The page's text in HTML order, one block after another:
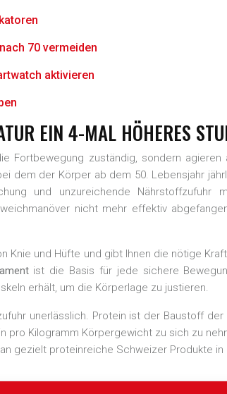
70 vermeiden
aktivieren
EIN 4-MAL HÖHERES
zuständig, sondern
dem der Körper ab dem 50. Lebensjahr
und unzureichende Nährstoffzufuhr
nicht mehr effektiv
Knie und Hüfte und gibt Ihnen die nötige
ist die Basis für jede sichere
erhält, um die Körperlage zu justieren.
unerlässlich. Protein ist der Baustoff
pro Kilogramm Körpergewicht zu sich zu
gezielt proteinreiche Schweizer Produkte